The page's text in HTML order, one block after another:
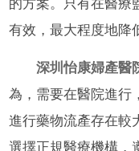
的方案。只有在醫療
有效，最大程度地降
深圳怡康婦產醫
為，需要在醫院進行
進行藥物流產存在較
選擇正規醫療機構，